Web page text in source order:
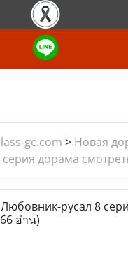
gc.com > Новая
дорама
русал 8
อ่าน)